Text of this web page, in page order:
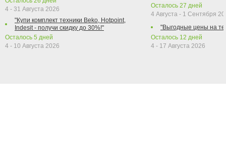
4 - 31 Августа 2026
"Купи комплект техники Beko, Hotpoint,
Indesit - получи скидку до 30%!"
Осталось 5 дней
4 - 10 Августа 2026
Осталось 27 дней
4 Августа - 1 Сентября
"Выгодные цены на
Осталось 12 дней
4 - 17 Августа 2026